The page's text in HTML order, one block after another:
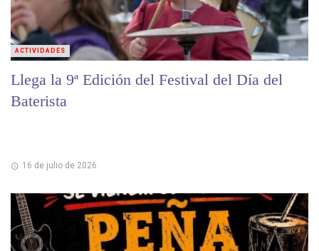
Llega la 9ª Edición del Festival del Día del
Baterista
16 de julio de 2026
ACTIVIDADES